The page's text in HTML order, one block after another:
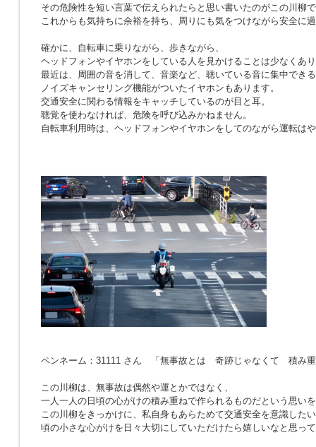
その危険性を短い言葉で伝えられたらと思い書いたのがこの川柳
これからも気持ちに余裕を持ち、周りにも気をつけながら安全に
確かに、自転車に乗りながら、歩きながら、
ヘッドフォンやイヤホンをしている人を見かけることは少なくあ
最近は、周囲の音を消して、音楽など、聴いている音に集中できる
ノイズキャンセリング機能がついたイヤホンもあります。
交通安全に関わる情報をキャッチしているのが目と耳。
聴覚を使わなければ、危険を呼び込みかねません。
自転車利用時は、ヘッドフォンやイヤホンをしてのながら運転は
ペンネーム：31111 さん 「無事故とは 奇跡じゃなくて 積み
この川柳は、無事故は偶然や運とかではなく、
一人一人の日頃の心がけの積み重ねで作られるものだという思い
この川柳をきっかけに、私自身もあらためて交通安全を意識した
頃の小さな心がけを日々大切にしていただけたら嬉しいなと思っ